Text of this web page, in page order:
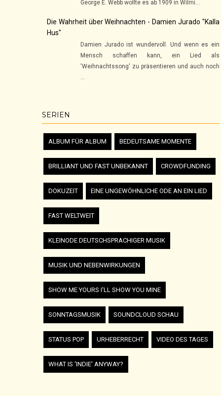
George E. Webb wollte es ab 1909 in Wilmi...
Die Wahrheit über Weihnachten - Damien Jurado "Kalla
Hus"
Damien Jurado ist wundervoll. Und wenn es ein
Mensch schaffen kann, ein Lied als
'Weihnachtssong' zu präsentieren und auch noch
...
SERIEN
ALBUM FÜR ALBUM BEDEUTSAME MOMENTE
BRILLIANT UND FAST UNBEKANNT CROWDFUNDING
DOKUZEIT EINE UNGEWÖHNLICHE ODE AN EIN LIED
FAST WELTWEIT
KLEINODE DEUTSCHSPRACHIGER MUSIK
MUSIK UND NEBENWIRKUNGEN
SHOW ME YOURS I'LL SHOW YOU MINE
SONNTAGSMUSIK SOUNDCLOUD SCHAU
STATUS POP URHEBERRECHT VIDEO DES TAGES
WHAT IS 'INDIE' ANYWAY?